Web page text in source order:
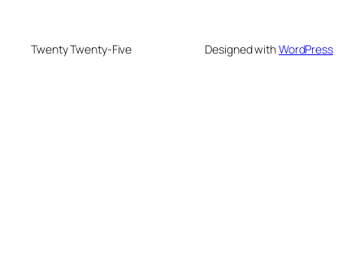
Twenty Twenty-Five Designed withWordPress